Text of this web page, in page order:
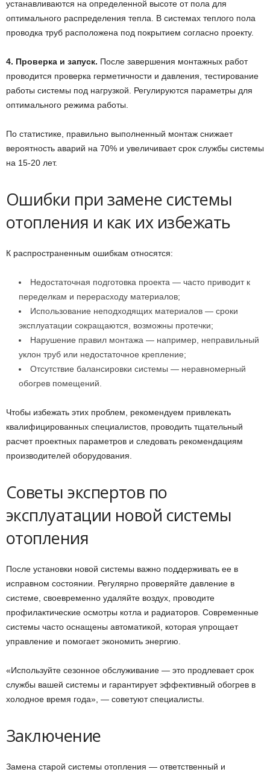
устанавливаются на определенной высоте от пола для
оптимального распределения тепла. В системах теплого пола
проводка труб расположена под покрытием согласно проекту.
4. Проверка и запуск. После завершения монтажных работ
проводится проверка герметичности и давления, тестирование
работы системы под нагрузкой. Регулируются параметры для
оптимального режима работы.
По статистике, правильно выполненный монтаж снижает
вероятность аварий на 70% и увеличивает срок службы системы
на 15-20 лет.
Ошибки при замене системы
отопления и как их избежать
К распространенным ошибкам относятся:
Недостаточная подготовка проекта — часто приводит к
переделкам и перерасходу материалов;
Использование неподходящих материалов — сроки
эксплуатации сокращаются, возможны протечки;
Нарушение правил монтажа — например, неправильный
уклон труб или недостаточное крепление;
Отсутствие балансировки системы — неравномерный
обогрев помещений.
Чтобы избежать этих проблем, рекомендуем привлекать
квалифицированных специалистов, проводить тщательный
расчет проектных параметров и следовать рекомендациям
производителей оборудования.
Советы экспертов по
эксплуатации новой системы
отопления
После установки новой системы важно поддерживать ее в
исправном состоянии. Регулярно проверяйте давление в
системе, своевременно удаляйте воздух, проводите
профилактические осмотры котла и радиаторов. Современные
системы часто оснащены автоматикой, которая упрощает
управление и помогает экономить энергию.
«Используйте сезонное обслуживание — это продлевает срок
службы вашей системы и гарантирует эффективный обогрев в
холодное время года», — советуют специалисты.
Заключение
Замена старой системы отопления — ответственный и